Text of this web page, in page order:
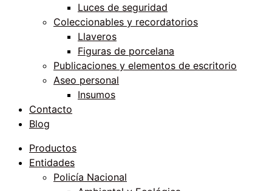
Luces de seguridad
Coleccionables y recordatorios
Llaveros
Figuras de porcelana
Publicaciones y elementos de escritorio
Aseo personal
Insumos
Contacto
Blog
Productos
Entidades
Policía Nacional